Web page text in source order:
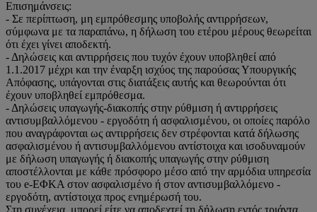
Επισημάνσεις:
- Σε περίπτωση, μη εμπρόθεσμης υποβολής αντιρρήσεων,
σύμφωνα με τα παραπάνω, η δήλωση του ετέρου μέρους θεωρείται
ότι έχει γίνει αποδεκτή.
- Δηλώσεις και αντιρρήσεις που τυχόν έχουν υποβληθεί από
1.1.2017 μέχρι και την έναρξη ισχύος της παρούσας Υπουργικής
Απόφασης, υπάγονται στις διατάξεις αυτής και θεωρούνται ότι
έχουν υποβληθεί εμπρόθεσμα.
- Δηλώσεις υπαγωγής-διακοπής στην ρύθμιση ή αντιρρήσεις
αντισυμβαλλόμενου - εργοδότη ή ασφαλισμένου, οι οποίες παρόλο
που αναγράφονται ως αντιρρήσεις δεν στρέφονται κατά δήλωσης
ασφαλισμένου ή αντισυμβαλλόμενου αντίστοιχα και ισοδυναμούν
με δήλωση υπαγωγής ή διακοπής υπαγωγής στην ρύθμιση
αποστέλλονται με κάθε πρόσφορο μέσο από την αρμόδια υπηρεσία
του e-ΕΦΚΑ στον ασφαλισμένο ή στον αντισυμβαλλόμενο -
εργοδότη, αντίστοιχα προς ενημέρωσή του.
Στη συνέχεια, μπορεί είτε να αποδεχτεί τη δήλωση εντός τριάντα